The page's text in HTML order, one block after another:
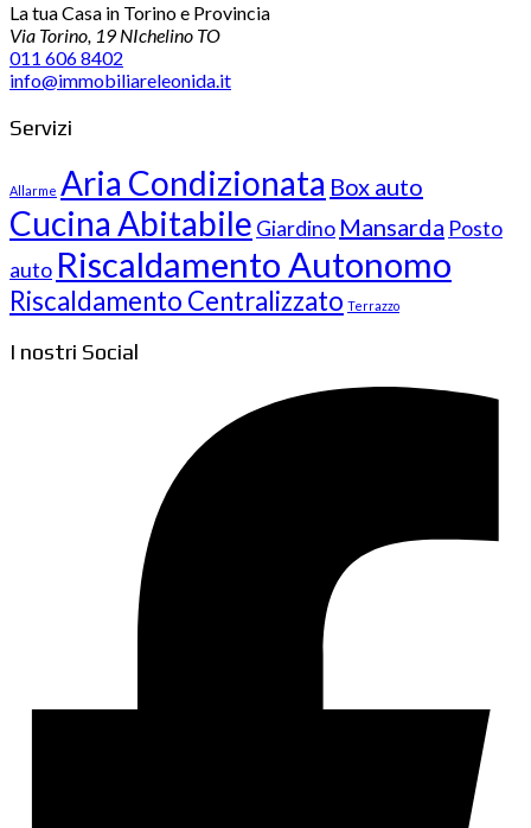
La tua Casa in Torino e Provincia
Via Torino, 19 NIchelino TO
011 606 8402
info@immobiliareleonida.it
Servizi
Allarme Aria Condizionata Box auto
Cucina Abitabile Giardino Mansarda Posto
auto Riscaldamento Autonomo
Riscaldamento Centralizzato Terrazzo
I nostri Social